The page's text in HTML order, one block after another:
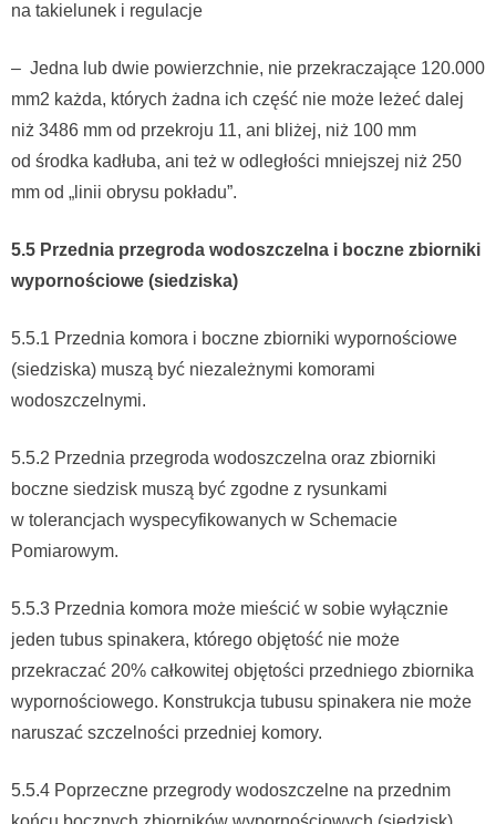
na takielunek i regulacje
– Jedna lub dwie powierzchnie, nie przekraczające 120.000
mm2 każda, których żadna ich część nie może leżeć dalej
niż 3486 mm od przekroju 11, ani bliżej, niż 100 mm
od środka kadłuba, ani też w odległości mniejszej niż 250
mm od „linii obrysu pokładu”.
5.5 Przednia przegroda wodoszczelna i boczne zbiorniki
wypornościowe (siedziska)
5.5.1 Przednia komora i boczne zbiorniki wypornościowe
(siedziska) muszą być niezależnymi komorami
wodoszczelnymi.
5.5.2 Przednia przegroda wodoszczelna oraz zbiorniki
boczne siedzisk muszą być zgodne z rysunkami
w tolerancjach wyspecyfikowanych w Schemacie
Pomiarowym.
5.5.3 Przednia komora może mieścić w sobie wyłącznie
jeden tubus spinakera, którego objętość nie może
przekraczać 20% całkowitej objętości przedniego zbiornika
wypornościowego. Konstrukcja tubusu spinakera nie może
naruszać szczelności przedniej komory.
5.5.4 Poprzeczne przegrody wodoszczelne na przednim